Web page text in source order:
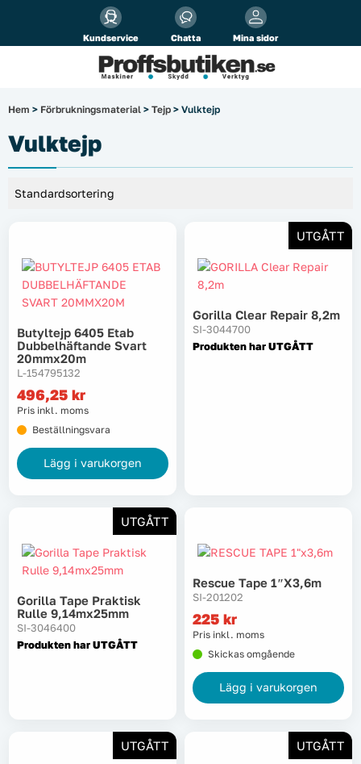
Kundservice Chatta Mina sidor
Alla priser visasinkl. moms!
Företag Privat
El & belysning
Garage & verkstad
Laserinstrument
Lyft, transport & materialhantering
Maskintillbehör & förbrukning
Oljor & kem
Svets
Hem > Förbrukningsmaterial > Tejp > Vulktejp
Vulktejp
Butyltejp 6405 Etab
Dubbelhäftande Svart
20mmx20m
L-154795132
496,25 kr
Pris inkl. moms
Beställningsvara
Lägg i varukorgen
UTGÅTT
Gorilla Clear Repair 8,2m
SI-3044700
Produkten har UTGÅTT
UTGÅTT
Gorilla Tape Praktisk
Rulle 9,14mx25mm
SI-3046400
Produkten har UTGÅTT
Rescue Tape 1″x3,6m
SI-201202
225 kr
Pris inkl. moms
Skickas omgående
Lägg i varukorgen
UTGÅTT UTGÅTT